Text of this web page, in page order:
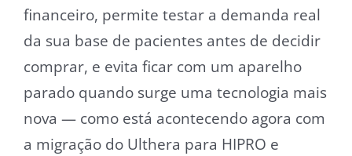
financeiro, permite testar a demanda real
da sua base de pacientes antes de decidir
comprar, e evita ficar com um aparelho
parado quando surge uma tecnologia mais
nova — como está acontecendo agora com
a migração do Ulthera para HIPRO e